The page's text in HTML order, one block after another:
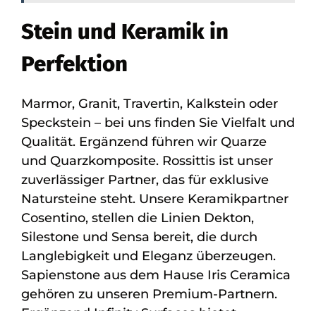
Stein und Keramik in
Perfektion
Marmor, Granit, Travertin, Kalkstein oder
Speckstein – bei uns finden Sie Vielfalt und
Qualität. Ergänzend führen wir Quarze
und Quarzkomposite. Rossittis ist unser
zuverlässiger Partner, das für exklusive
Natursteine steht. Unsere Keramikpartner
Cosentino, stellen die Linien Dekton,
Silestone und Sensa bereit, die durch
Langlebigkeit und Eleganz überzeugen.
Sapienstone aus dem Hause Iris Ceramica
gehören zu unseren Premium-Partnern.